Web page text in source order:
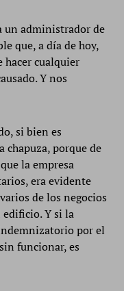
un administrador de
que, a día de hoy,
cualquier
Y nos
si bien es
chapuza, porque de
la empresa
era evidente
de los negocios
edificio. Y si la
por el
funcionar, es